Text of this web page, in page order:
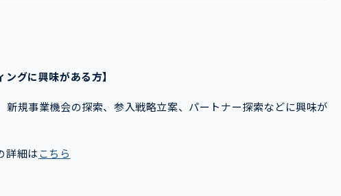
ングに興味がある方】
規事業機会の探索、参入戦略立案、パートナー探索などに興味が
詳細はこちら